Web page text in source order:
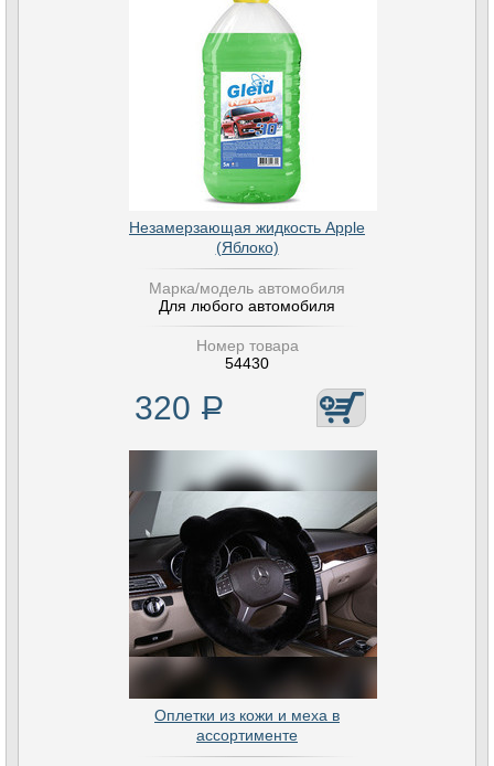
Незамерзающая жидкость Apple
(Яблоко)
Марка/модель автомобиля
Для любого автомобиля
Номер товара
54430
320 Р
Оплетки из кожи и меха в
ассортименте